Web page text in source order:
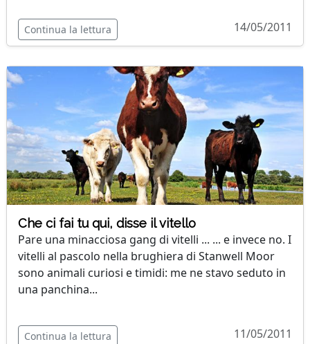
Continua la lettura 14/05/2011
Che ci fai tu qui, disse il vitello
Pare una minacciosa gang di vitelli ... ... e invece no. I
vitelli al pascolo nella brughiera di Stanwell Moor
sono animali curiosi e timidi: me ne stavo seduto in
una panchina...
Continua la lettura 11/05/2011